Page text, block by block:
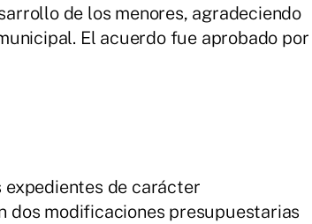
de los menores, agradeciendo
El acuerdo fue aprobado por
expedientes de carácter
dos modificaciones presupuestarias